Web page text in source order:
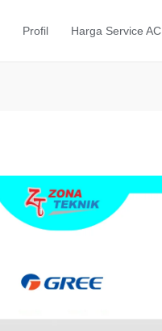
Profil Harga Service AC